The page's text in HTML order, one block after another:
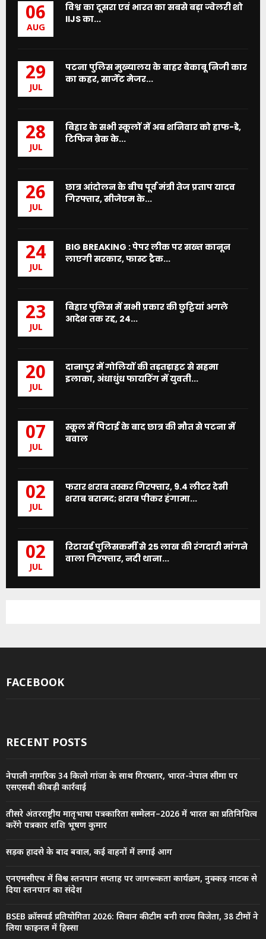
06
AUG
विश्व का दूसरा एवं भारत का सबसे बड़ा ज्वेलरी शो
IIJS का...
29
JUL
पटना पुलिस मुख्यालय के बाहर बेकाबू निजी कार
का कहर, सार्जेंट मेजर...
28
JUL
बिहार के सभी स्कूलों में अब शनिवार को हाफ-डे,
टिफिन ब्रेक के...
26
JUL
छात्र आंदोलन के बीच पूर्व मंत्री तेज प्रताप यादव
गिरफ्तार, सीजेएम के...
24
JUL
BIG BREAKING : पेपर लीक पर सख्त कानून
लाएगी सरकार, फास्ट ट्रैक...
23
JUL
बिहार पुलिस में सभी प्रकार की छुट्टियां अगले
आदेश तक रद्द, 24...
20
JUL
दानापुर में गोलियों की तड़तड़ाहट से सहमा
इलाका, अंधाधुंध फायरिंग में युवती...
07
JUL
स्कूल में पिटाई के बाद छात्र की मौत से पटना में
बवाल
02
JUL
फरार शराब तस्कर गिरफ्तार, 9.4 लीटर देसी
शराब बरामद; शराब पीकर हंगामा...
02
JUL
रिटायर्ड पुलिसकर्मी से 25 लाख की रंगदारी मांगने
वाला गिरफ्तार, नदी थाना...
FACEBOOK
RECENT POSTS
नेपाली नागरिक 34 किलो गांजा के साथ गिरफ्तार, भारत-नेपाल सीमा पर
एसएसबी की बड़ी कार्रवाई
तीसरे अंतरराष्ट्रीय मातृभाषा पत्रकारिता सम्मेलन–2026 में भारत का प्रतिनिधित्व
करेंगे पत्रकार शशि भूषण कुमार
सड़क हादसे के बाद बवाल, कई वाहनों में लगाई आग
एनएमसीएच में विश्व स्तनपान सप्ताह पर जागरूकता कार्यक्रम, नुक्कड़ नाटक से
दिया स्तनपान का संदेश
BSEB क्रॉसवर्ड प्रतियोगिता 2026: सिवान की टीम बनी राज्य विजेता, 38 टीमों ने
लिया फाइनल में हिस्सा